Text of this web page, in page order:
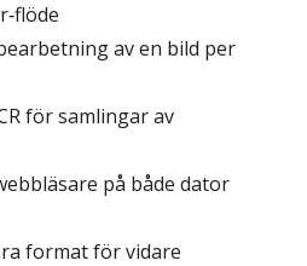
av en bild per
för samlingar av
på både dator
format för vidare